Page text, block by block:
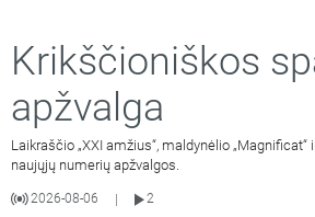
Krikščioniškos
apžvalga
Laikraščio „XXI amžius“, maldynėlio „Magnificat“
naujųjų numerių apžvalgos.
2026-08-06
2